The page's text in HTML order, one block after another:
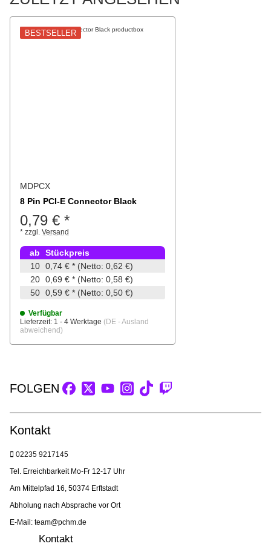
BESTSELLER
MDPCX
8 Pin PCI-E Connector Black
0,79 € *
* zzgl. Versand
ab
Stückpreis
10 0,74 € * (Netto: 0,62 €)
20 0,69 € * (Netto: 0,58 €)
50 0,59 € * (Netto: 0,50 €)
Verfügbar
Lieferzeit: 1 - 4 Werktage (DE - Ausland
abweichend)
FOLGEN
Kontakt
02235 9217145
Tel. Erreichbarkeit Mo-Fr 12-17 Uhr
Am Mittelpfad 16, 50374 Erftstadt
Abholung nach Absprache vor Ort
E-Mail: team@pchm.de
Kontakt